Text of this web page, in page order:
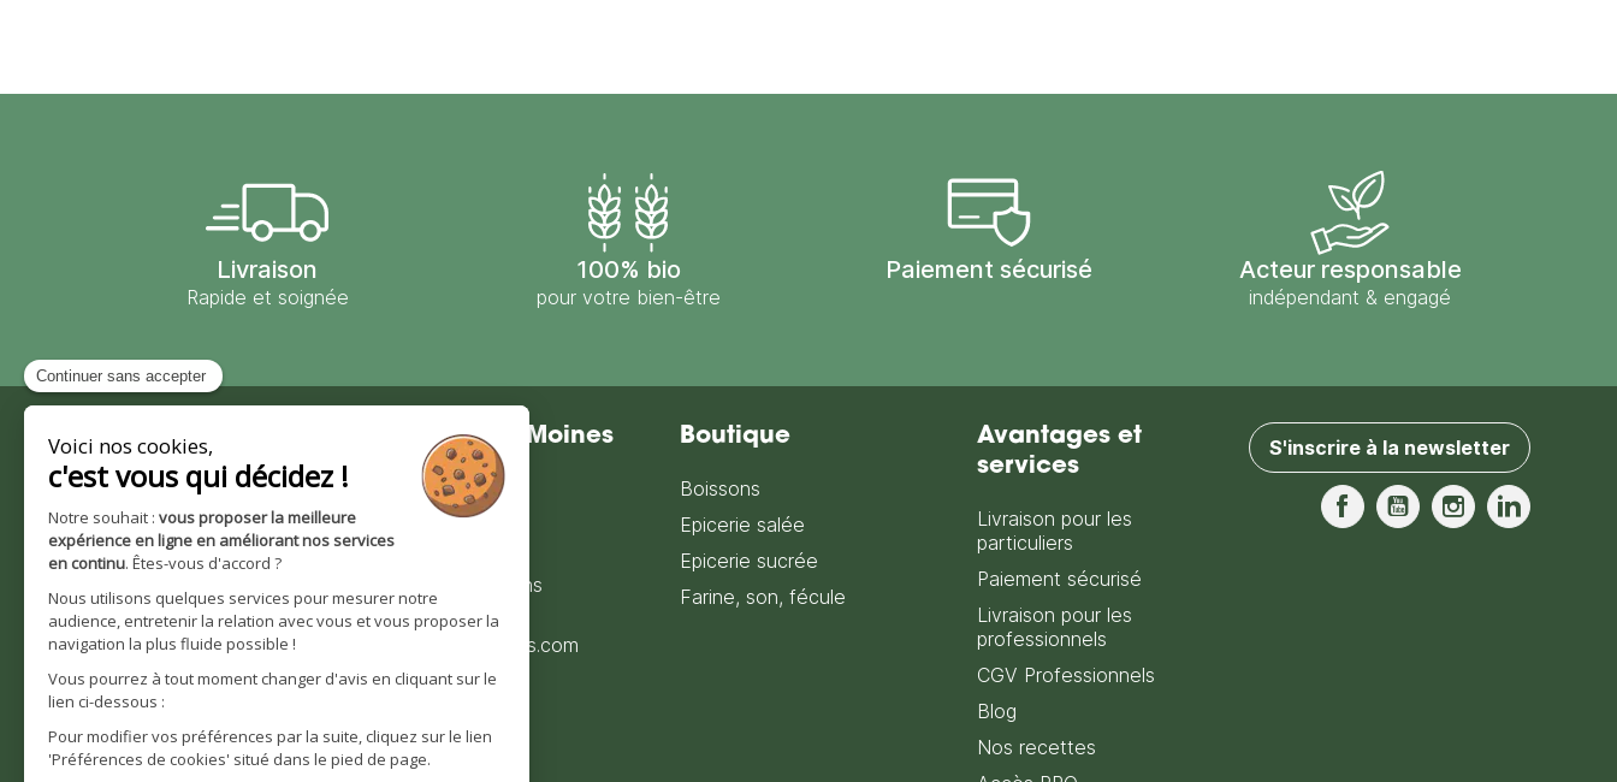
Livraison
Rapide et soignée
100% bio
pour votre bien-être
Paiement sécurisé Acteur responsable
indépendant & engagé
Contact
Moulin des Moines
101 route de Wingersheim
67170 Krautwiller
0390291193
Nous contacter
Horaires d'ouverture :
Lundi - Vendredi
8h30 à 12h | 14h à 16h30
Moulin des Moines
Notre société
Nos valeurs et
engagements
Nos certifications
Bienvenue sur
moulindesmoines.com
Notre histoire
Boutique
Boissons
Epicerie salée
Epicerie sucrée
Farine, son, fécule
Avantages et
services
Livraison pour les
particuliers
Paiement sécurisé
Livraison pour les
professionnels
CGV Professionnels
Blog
Nos recettes
S'inscrire à la newsletter